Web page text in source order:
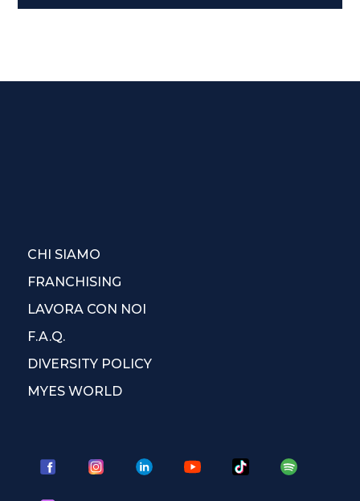
CHI SIAMO
FRANCHISING
LAVORA CON NOI
F.A.Q.
DIVERSITY POLICY
MYES WORLD